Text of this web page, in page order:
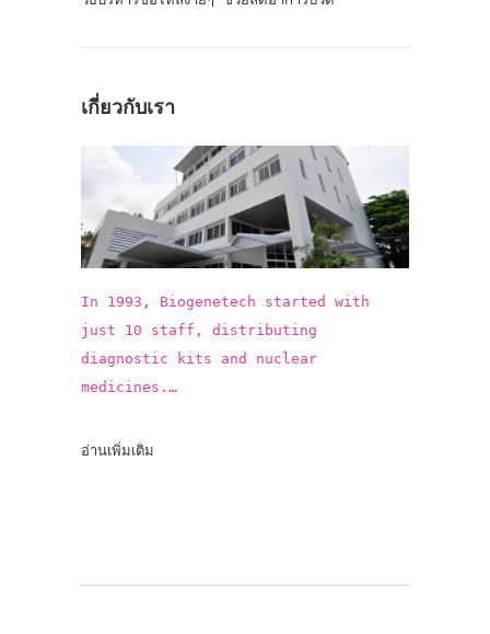
เกี่ยวกับเรา
In 1993, Biogenetech started with
just 10 staff, distributing
diagnostic kits and nuclear
medicines.
introduced more than 15 innovative
numerous infectious diseases!
อ่านเพิ่มเติม